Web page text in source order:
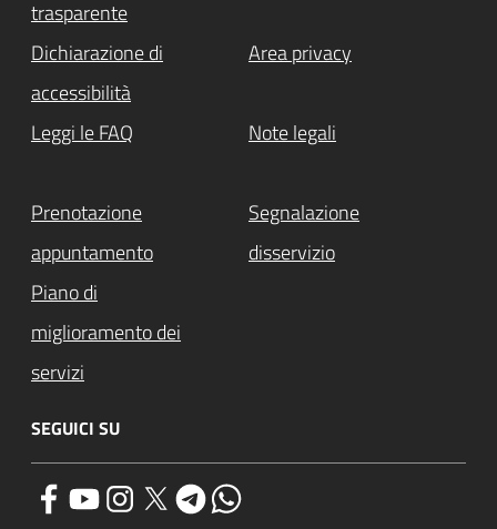
trasparente
Dichiarazione di
accessibilità
Area privacy
Leggi le FAQ Note legali
Prenotazione
appuntamento
Segnalazione
disservizio
Piano di
miglioramento dei
servizi
SEGUICI SU